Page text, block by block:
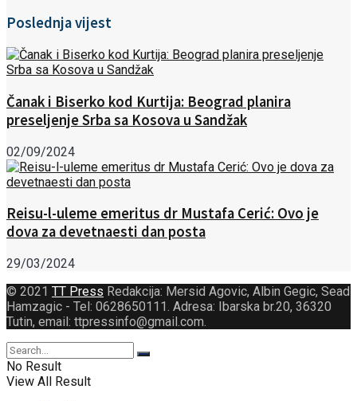
Poslednja vijest
Čanak i Biserko kod Kurtija: Beograd planira
preseljenje Srba sa Kosova u Sandžak
02/09/2024
Reisu-l-uleme emeritus dr Mustafa Cerić: Ovo je
dova za devetnaesti dan posta
29/03/2024
© 2021 TT Press Redakcija: Mersid Agovic, Albin Gegic, Sead
Hamzagic - Tel: 0628650111. Adresa: Ibarska br.20, 36320
Tutin, email: ttpressinfo@gmail.com.
No Result
View All Result